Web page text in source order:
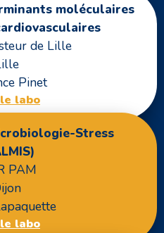
moléculaires
de Lille
Pinet
labo
Stress
PAM
labo